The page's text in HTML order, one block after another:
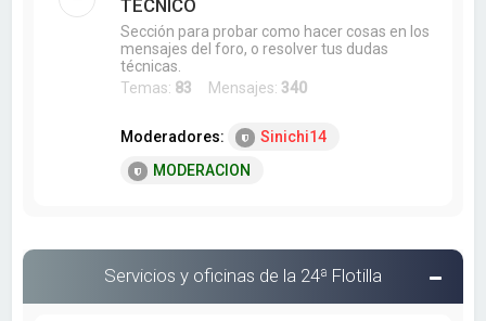
TÉCNICO
Sección para probar como hacer cosas en los
mensajes del foro, o resolver tus dudas
técnicas.
Temas: 83 Mensajes: 340
Moderadores:
Sinichi14
MODERACION
Servicios y oficinas de la 24ª Flotilla